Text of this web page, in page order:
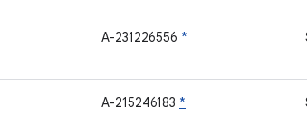
A-231226556 *
A-215246183 *